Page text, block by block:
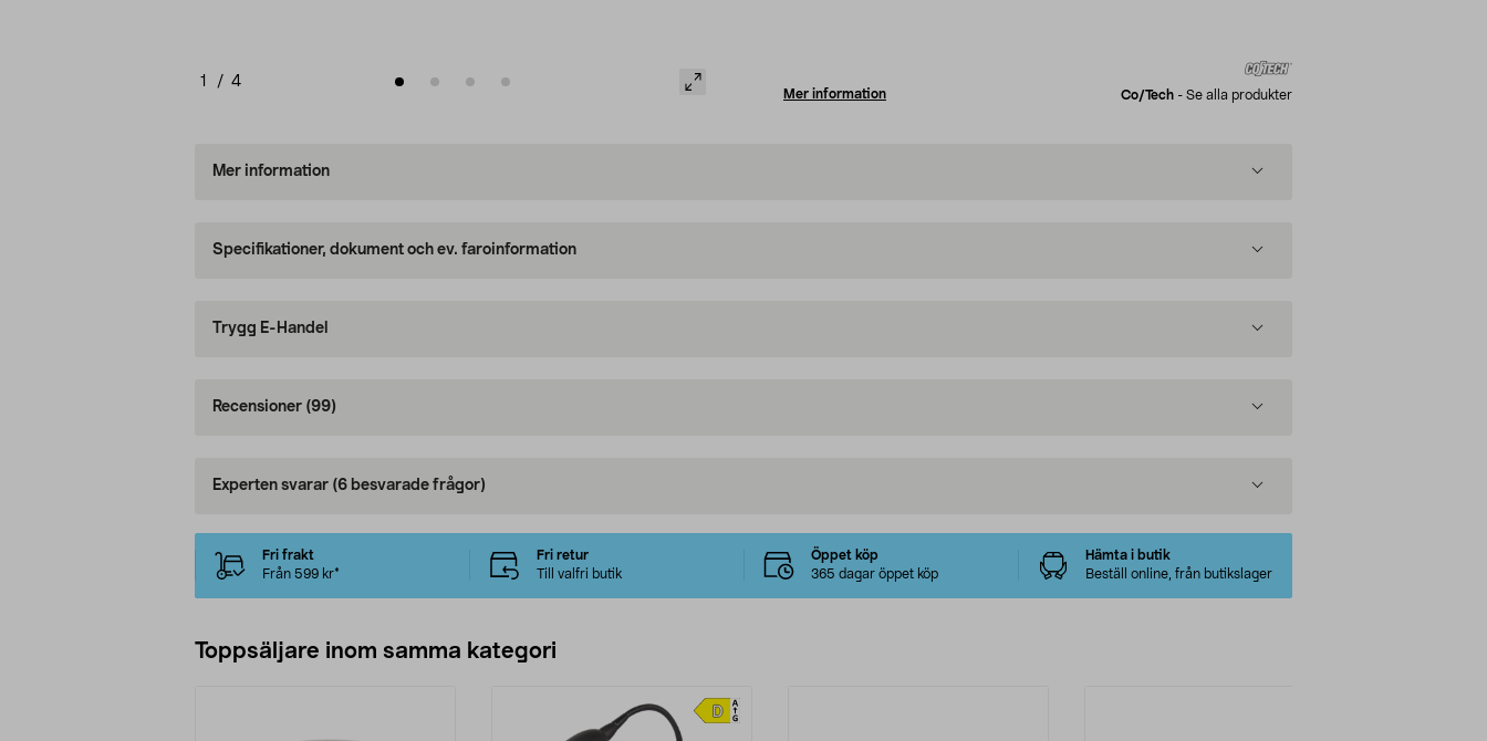
1 / 4
Mer information Co/tech - Se alla produkter
Mer information
Specifikationer, dokument och ev. faroinformation
Trygg E-Handel
Recensioner (99)
Experten svarar (6 besvarade frågor)
Fri frakt
Från 599 kr*
Fri retur
Till valfri butik
Öppet köp
365 dagar öppet köp
Hämta i butik
Beställ online, från butikslager
Toppsäljare inom samma kategori